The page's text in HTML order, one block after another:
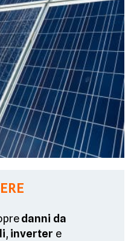
danni da
, inverter e